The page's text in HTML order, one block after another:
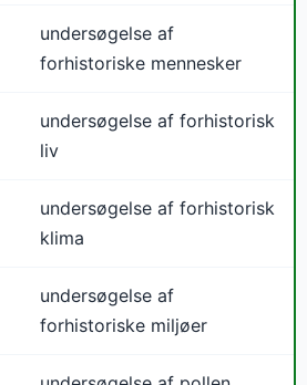
undersøgelse af
forhistoriske mennesker
undersøgelse af forhistorisk
liv
undersøgelse af forhistorisk
klima
undersøgelse af
forhistoriske miljøer